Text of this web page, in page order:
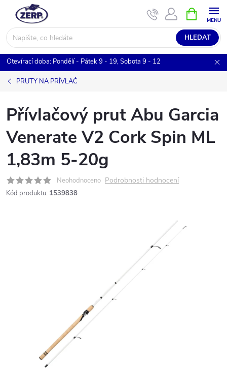
obsah
HLEDAT
NÁKUPNÍ
KOŠÍK
Otevírací doba: Pondělí - Pátek 9 - 19, Sobota 9 - 12
PRUTY NA PRÍVLAČ
Přívlačový prut Abu Garcia
Venerate V2 Cork Spin ML
1,83m 5-20g
Neohodnoceno Podrobnosti hodnocení
Kód produktu: 1539838